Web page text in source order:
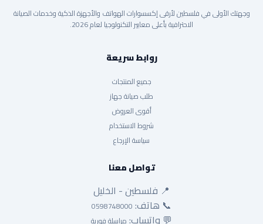
وجهتك الأولى في فلسطين لأرقى إكسسوارات الهواتف والأجهزة الذكية وخدمات الصيانة
الاحترافية بأعلى معايير التكنولوجيا لعام 2026.
روابط سريعة
جميع المنتجات
طلب صيانة جهاز
أقوى العروض
شروط الاستخدام
سياسة الإرجاع
تواصل معنا
📍 فلسطين - الخليل
📞 هاتف: 0598748000
💬 واتساب: مراسلة فورية